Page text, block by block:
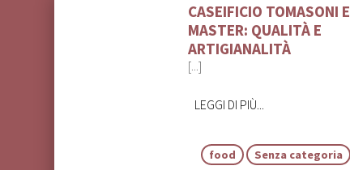
CASEIFICIO TOMASONI E
MASTER: QUALITÀ E
ARTIGIANALITÀ
[...]
LEGGI DI PIÙ...
food Senza categoria